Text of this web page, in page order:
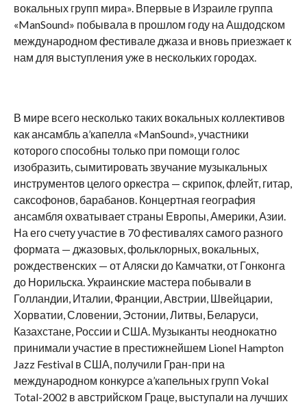
вокальных групп мира». Впервые в Израиле группа
«ManSound» побывала в прошлом году на Ашдодском
международном фестивале джаза и вновь приезжает к
нам для выступления уже в нескольких городах.
В мире всего несколько таких вокальных коллективов
как ансамбль а’капелла «ManSound», участники
которого способны только при помощи голос
изобразить, сымитировать звучание музыкальных
инструментов целого оркестра — скрипок, флейт, гитар,
саксофонов, барабанов. Концертная география
ансамбля охватывает страны Европы, Америки, Азии.
На его счету участие в 70 фестивалях самого разного
формата — джазовых, фольклорных, вокальных,
рождественских — от Аляски до Камчатки, от Гонконга
до Норильска. Украинские мастера побывали в
Голландии, Италии, Франции, Австрии, Швейцарии,
Хорватии, Словении, Эстонии, Литвы, Беларуси,
Казахстане, России и США. Музыканты неоднокатно
принимали участие в престижнейшем Lionel Hampton
Jazz Festival в США, получили Гран-при на
международном конкурсе а’капельных групп Vokal
Total-2002 в австрийском Граце, выступали на лучших